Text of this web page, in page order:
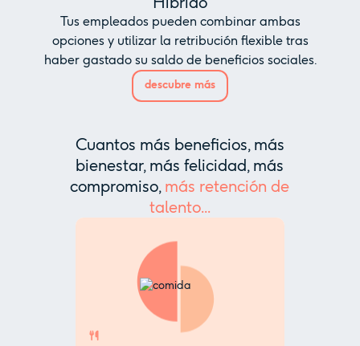
Tus empleados pueden combinar ambas
opciones y utilizar la retribución flexible tras
haber gastado su saldo de beneficios sociales.
descubre más
Cuantos más beneficios, más
bienestar, más felicidad, más
compromiso, más retención de
talento...